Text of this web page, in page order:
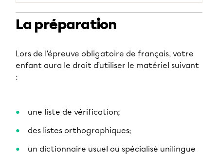
La préparation
Lors de l’épreuve obligatoire de français, votre
enfant aura le droit d’utiliser le matériel suivant
:
une liste de vérification;
des listes orthographiques;
un dictionnaire usuel ou spécialisé unilingue